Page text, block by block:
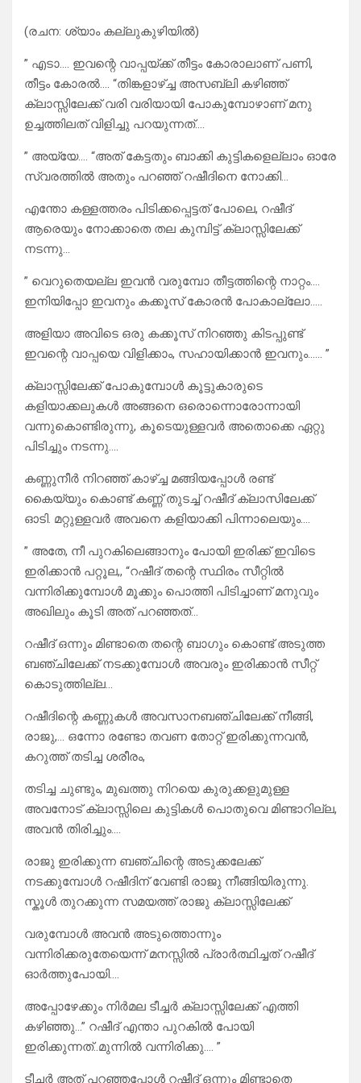
(രചന: ശ്യാം കല്ലുകുഴിയില്‍)
” എടാ…. ഇവന്റെ വാപ്പയ്ക്ക് തീട്ടം കോരാലാണ് പണി,
തീട്ടം കോരൽ…. “തിങ്കളാഴ്ച്ച അസബ്ലി കഴിഞ്ഞ്
ക്ലാസ്സിലേക്ക് വരി വരിയായി പോകുമ്പോഴാണ് മനു
ഉച്ചത്തിലത് വിളിച്ചു പറയുന്നത്….
” അയ്യേ…. “അത് കേട്ടതും ബാക്കി കുട്ടികളെല്ലാം ഓരേ
സ്വരത്തിൽ അതും പറഞ്ഞ് റഷീദിനെ നോക്കി…
എന്തോ കള്ളത്തരം പിടിക്കപ്പെട്ടത് പോലെ, റഷീദ്
ആരെയും നോക്കാതെ തല കുമ്പിട്ട് ക്ലാസ്സിലേക്ക്
നടന്നു…
” വെറുതെയല്ല ഇവൻ വരുമ്പോ തീട്ടത്തിന്റെ നാറ്റം….
ഇനിയിപ്പോ ഇവനും കക്കൂസ് കോരൻ പോകാല്ലോ…..
അളിയാ അവിടെ ഒരു കക്കൂസ് നിറഞ്ഞു കിടപ്പുണ്ട്
ഇവന്റെ വാപ്പയെ വിളിക്കാം, സഹായിക്കാൻ ഇവനും…… ”
ക്ലാസ്സിലേക്ക് പോകുമ്പോൾ കൂട്ടുകാരുടെ
കളിയാക്കലുകൾ അങ്ങനെ ഒരൊന്നൊരോന്നായി
വന്നുകൊണ്ടിരുന്നു, കൂടെയുള്ളവർ അതൊക്കെ ഏറ്റു
പിടിച്ചും നടന്നു….
കണ്ണുനീർ നിറഞ്ഞ് കാഴ്ച്ച മങ്ങിയപ്പോൾ രണ്ട്
കൈയ്യും കൊണ്ട് കണ്ണ് തുടച്ച് റഷീദ് ക്ലാസിലേക്ക്
ഓടി. മറ്റുള്ളവർ അവനെ കളിയാക്കി പിന്നാലെയും….
” അതേ, നീ പുറകിലെങ്ങാനും പോയി ഇരിക്ക് ഇവിടെ
ഇരിക്കാൻ പറ്റൂല,, “റഷീദ് തന്റെ സ്ഥിരം സീറ്റിൽ
വന്നിരിക്കുമ്പോൾ മൂക്കും പൊത്തി പിടിച്ചാണ് മനുവും
അഖിലും കൂടി അത് പറഞ്ഞത്…
റഷീദ് ഒന്നും മിണ്ടാതെ തന്റെ ബാഗും കൊണ്ട് അടുത്ത
ബഞ്ചിലേക്ക് നടക്കുമ്പോൾ അവരും ഇരിക്കാൻ സീറ്റ്
കൊടുത്തില്ല…
റഷീദിന്റെ കണ്ണുകൾ അവസാനബഞ്ചിലേക്ക് നീങ്ങി,
രാജു,… ഒന്നോ രണ്ടോ തവണ തോറ്റ് ഇരിക്കുന്നവൻ,
കറുത്ത് തടിച്ച ശരീരം,
തടിച്ച ചുണ്ടും, മുഖത്തു നിറയെ കുരുക്കളുമുള്ള
അവനോട് ക്ലാസ്സിലെ കുട്ടികൾ പൊതുവെ മിണ്ടാറില്ല,
അവൻ തിരിച്ചും….
രാജു ഇരിക്കുന്ന ബഞ്ചിന്റെ അടുക്കലേക്ക്
നടക്കുമ്പോൾ റഷീദിന് വേണ്ടി രാജു നീങ്ങിയിരുന്നു.
സ്കൂൾ തുറക്കുന്ന സമയത്ത് രാജു ക്ലാസ്സിലേക്ക്
വരുമ്പോൾ അവൻ അടുത്തൊന്നും
വന്നിരിക്കരുതേയെന്ന് മനസ്സിൽ പ്രാർത്ഥിച്ചത് റഷീദ്
ഓർത്തുപോയി….
അപ്പോഴേക്കും നിർമല ടീച്ചർ ക്ലാസ്സിലേക്ക് എത്തി
കഴിഞ്ഞു…” റഷീദ് എന്താ പുറകിൽ പോയി
ഇരിക്കുന്നത്..മുന്നിൽ വന്നിരിക്കു…. ”
ടീച്ചർ അത് പറഞ്ഞപ്പോൾ റഷീദ് ഒന്നും മിണ്ടാതെ